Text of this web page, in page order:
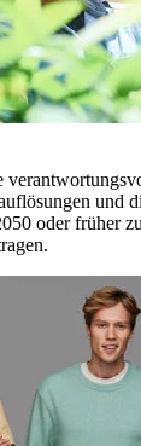
und
oder früher